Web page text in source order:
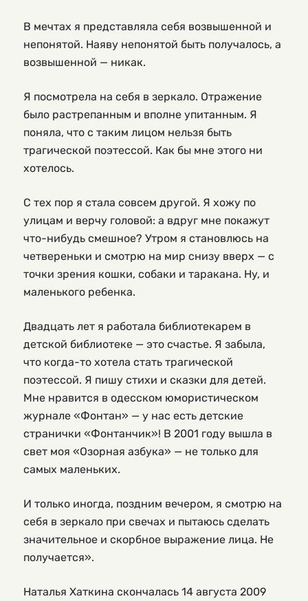
В мечтах я представляла себя возвышенной и
непонятой. Наяву непонятой быть получалось, а
возвышенной — никак.
Я посмотрела на себя в зеркало. Отражение
было растрепанным и вполне упитанным. Я
поняла, что с таким лицом нельзя быть
трагической поэтессой. Как бы мне этого ни
хотелось.
С тех пор я стала совсем другой. Я хожу по
улицам и верчу головой: а вдруг мне покажут
что-нибудь смешное? Утром я становлюсь на
четвереньки и смотрю на мир снизу вверх — с
точки зрения кошки, собаки и таракана. Ну, и
маленького ребенка.
Двадцать лет я работала библиотекарем в
детской библиотеке — это счастье. Я забыла,
что когда-то хотела стать трагической
поэтессой. Я пишу стихи и сказки для детей.
Мне нравится в одесском юмористическом
журнале «Фонтан» — у нас есть детские
странички «Фонтанчик»! В 2001 году вышла в
свет моя «Озорная азбука» — не только для
самых маленьких.
И только иногда, поздним вечером, я смотрю на
себя в зеркало при свечах и пытаюсь сделать
значительное и скорбное выражение лица. Не
получается».
Наталья Хаткина скончалась 14 августа 2009